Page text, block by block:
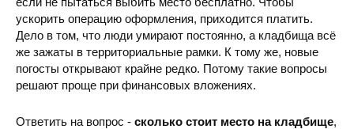
ускорить операцию оформления, приходится платить.
Дело в том, что люди умирают постоянно, а кладбища всё
же зажаты в территориальные рамки. К тому же, новые
погосты открывают крайне редко. Потому такие вопросы
решают проще при финансовых вложениях.
Ответить на вопрос - сколько стоит место на кладбище,